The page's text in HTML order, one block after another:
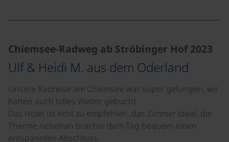
Chiemsee-Radweg ab Ströbinger Hof 2023
Ulf & Heidi M. aus dem Oderland
Unsere Radreise am Chiemsee war super gelungen, wir
hatten auch tolles Wetter gebucht.
Das Hotel ist echt zu empfehlen ,das Zimmer ideal, die
Therme nebenan brachte dem Tag bequem einen
entspannten Abschluss.